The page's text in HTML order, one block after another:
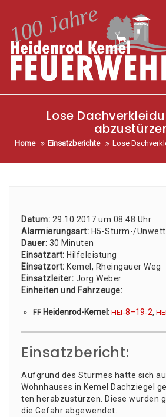
Lose
Home Einsatzberichte Lose
Datum: 29.10.2017 um 08:48 Uhr
Alar­mie­rungs­art: H5-Sturm-/
Dau­er: 30 Minu­ten
Ein­satz­art: Hil­fe­leis­tung
Ein­satz­ort: Kemel, Rhein­gau­er Weg
Ein­satz­lei­ter: Jörg Weber
Ein­hei­ten und Fahr­zeu­ge:
FF Hei­den­rod-Kemel: HEI‑8–19‑2, HEI
Einsatzbericht:
Auf­grund des Stur­mes hat­te sich
Wohn­hau­ses in Kemel Dach­zie­gel
ten her­ab­zu­stür­zen. Die­se wur­den
die Gefahr abgewendet.